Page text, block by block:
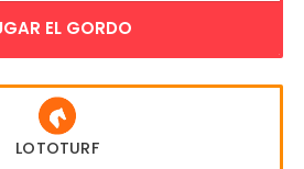
EL GORDO
LOTOTURF